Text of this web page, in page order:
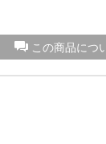
この商品につ